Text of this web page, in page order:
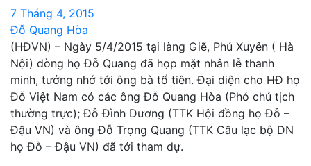
7 Tháng 4, 2015
Đỗ Quang Hòa
(HĐVN) – Ngày 5/4/2015 tại làng Giẽ, Phú Xuyên ( Hà
Nội) dòng họ Đỗ Quang đã họp mặt nhân lễ thanh
minh, tưởng nhớ tới ông bà tổ tiên. Đại diện cho HĐ họ
Đỗ Việt Nam có các ông Đỗ Quang Hòa (Phó chủ tịch
thường trực); Đỗ Đình Dương (TTK Hội đồng họ Đỗ –
Đậu VN) và ông Đỗ Trọng Quang (TTK Câu lạc bộ DN
họ Đỗ – Đậu VN) đã tới tham dự.